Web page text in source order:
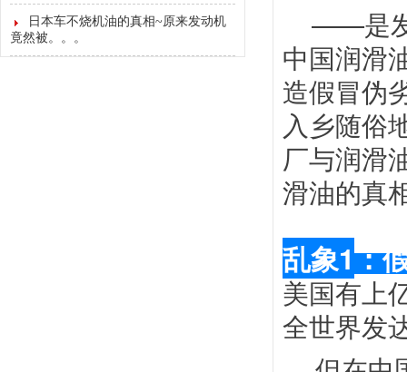
日本车不烧机油的真相~原来发动机
竟然被。。。
——是发
中国润滑
造假冒伪
入乡随俗
厂与润滑
滑油的真
乱象1：
美国有上
全世界发